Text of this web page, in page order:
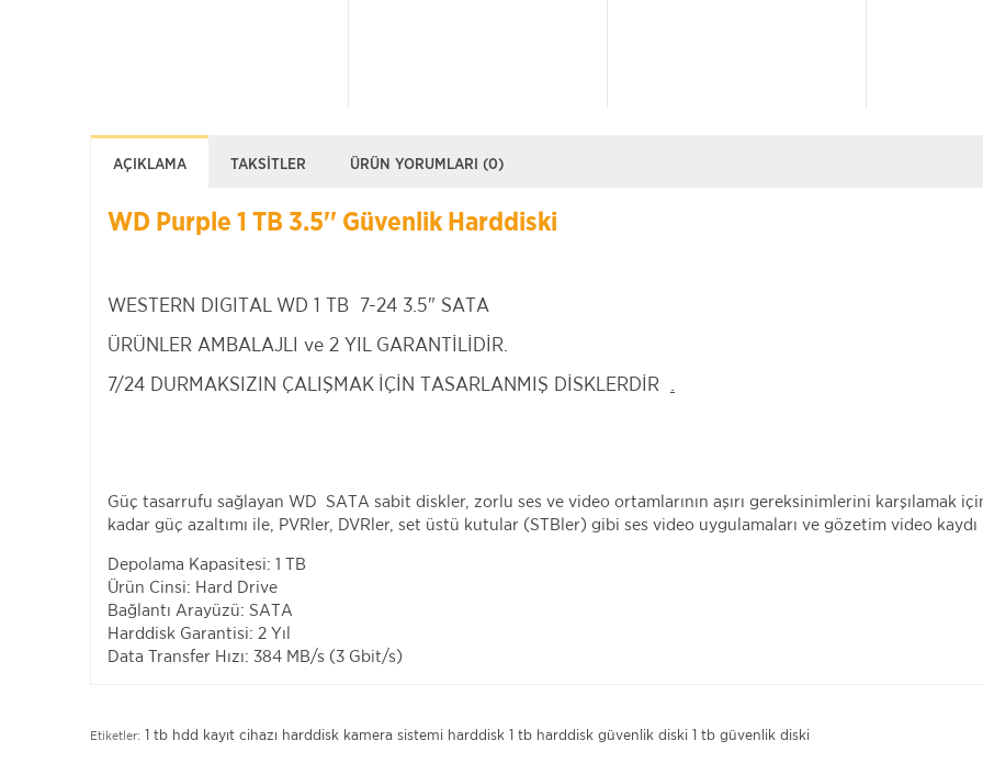
AÇIKLAMA TAKSITLER ÜRÜN YORUMLARI (0)
WD Purple 1 TB 3.5'' Güvenlik Harddiski
WESTERN DIGITAL WD 1 TB 7-24 3.5" SATA
ÜRÜNLER AMBALAJLI ve 2 YIL GARANTİLİDİR.
7/24 DURMAKSIZIN ÇALIŞMAK İÇİN TASARLANMIŞ DİSKLERDİR
Güç tasarrufu sağlayan WD SATA sabit diskler, zorlu ses ve video ortamlarının aşırı gereksinimlerini karşılamak
kadar güç azaltımı ile, PVRler, DVRler, set üstü kutular (STBler) gibi ses video uygulamaları ve gözetim video
Depolama Kapasitesi: 1 TB
Ürün Cinsi: Hard Drive
Bağlantı Arayüzü: SATA
Harddisk Garantisi: 2 Yıl
Data Transfer Hızı: 384 MB/s (3 Gbit/s)
Etiketler: 1 tb hdd kayıt cihazı harddisk kamera sistemi harddisk 1 tb harddisk güvenlik diski 1 tb güvenlik diski